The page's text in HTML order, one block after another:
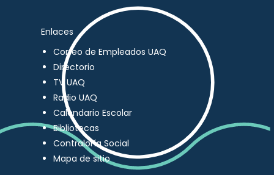
Enlaces
Correo de Empleados UAQ
Directorio
TV UAQ
Radio UAQ
Calendario Escolar
Bibliotecas
Contraloría Social
Mapa de sitio